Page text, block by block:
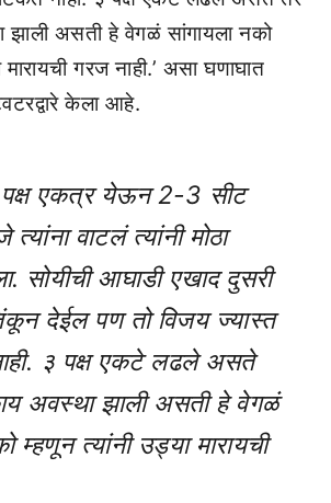
झाली असती हे वेगळं सांगायला नको
गरज नाही.’ असा घणाघात
केला आहे.
एकत्र येऊन 2-3 सीट
वाटलं त्यांनी मोठा
सोयीची आघाडी एखाद दुसरी
देईल पण तो विजय ज्यास्त
३ पक्ष एकटे लढले असते
अवस्था झाली असती हे वेगळं
म्हणून त्यांनी उड्या मारायची